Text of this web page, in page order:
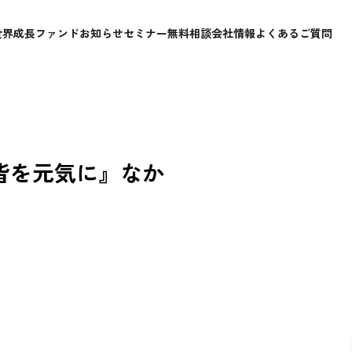
成長ファンドお知らせセミナー無料相談会社情報よくあるご質問
を元気に』なか